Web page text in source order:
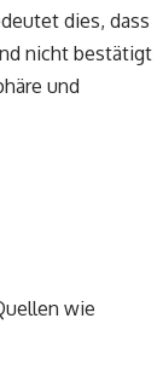
dies, dass
nicht bestätigt
und
wie